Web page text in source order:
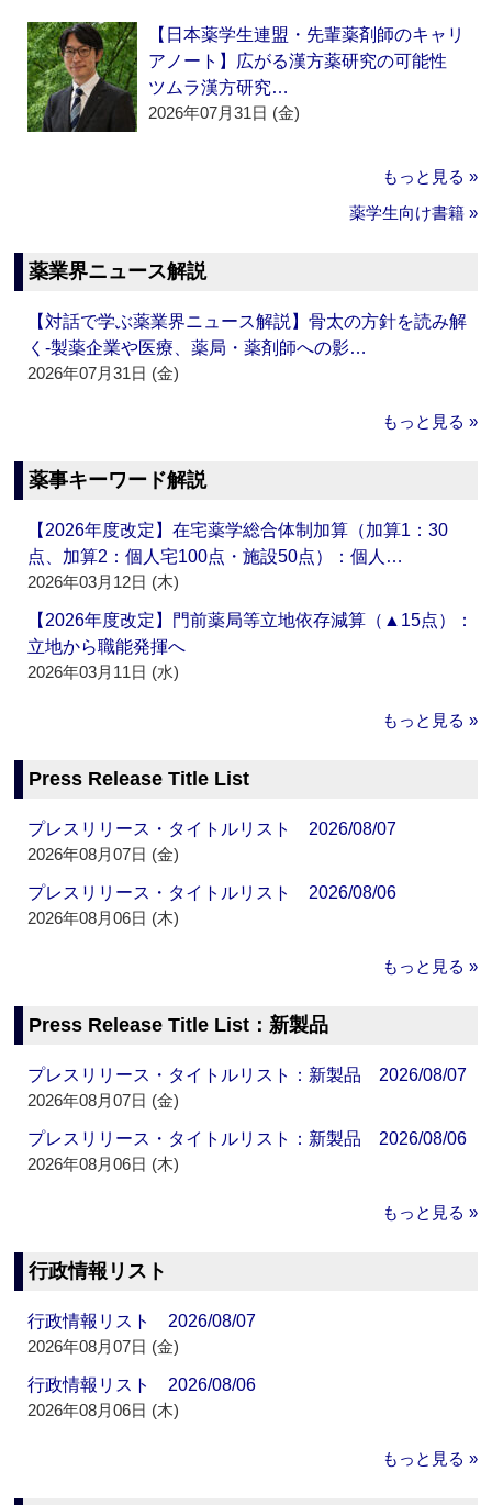
【日本薬学生連盟・先輩薬剤師のキャリ
アノート】広がる漢方薬研究の可能性
ツムラ漢方研究…
2026年07月31日 (金)
もっと見る »
薬学生向け書籍 »
薬業界ニュース解説
【対話で学ぶ薬業界ニュース解説】骨太の方針を読み解
く‐製薬企業や医療、薬局・薬剤師への影…
2026年07月31日 (金)
もっと見る »
薬事キーワード解説
【2026年度改定】在宅薬学総合体制加算（加算1：30
点、加算2：個人宅100点・施設50点）：個人…
2026年03月12日 (木)
【2026年度改定】門前薬局等立地依存減算（▲15点）：
立地から職能発揮へ
2026年03月11日 (水)
もっと見る »
Press Release Title List
プレスリリース・タイトルリスト 2026/08/07
2026年08月07日 (金)
プレスリリース・タイトルリスト 2026/08/06
2026年08月06日 (木)
もっと見る »
Press Release Title List：新製品
プレスリリース・タイトルリスト：新製品 2026/08/07
2026年08月07日 (金)
プレスリリース・タイトルリスト：新製品 2026/08/06
2026年08月06日 (木)
もっと見る »
行政情報リスト
行政情報リスト 2026/08/07
2026年08月07日 (金)
行政情報リスト 2026/08/06
2026年08月06日 (木)
もっと見る »